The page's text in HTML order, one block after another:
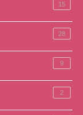
15
28
9
2